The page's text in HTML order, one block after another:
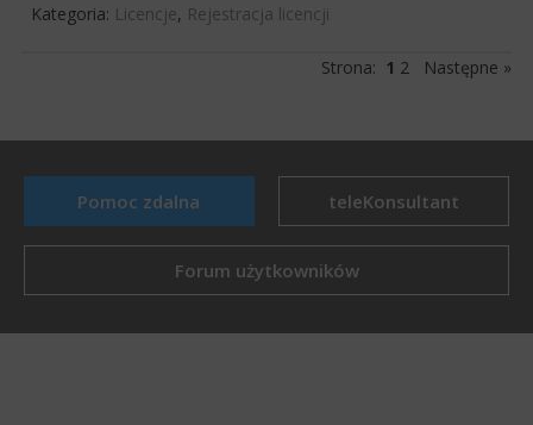
Kategoria: Licencje, Rejestracja licencji
Strona: 1 2 Następne »
Pomoc zdalna teleKonsultant
Forum użytkowników